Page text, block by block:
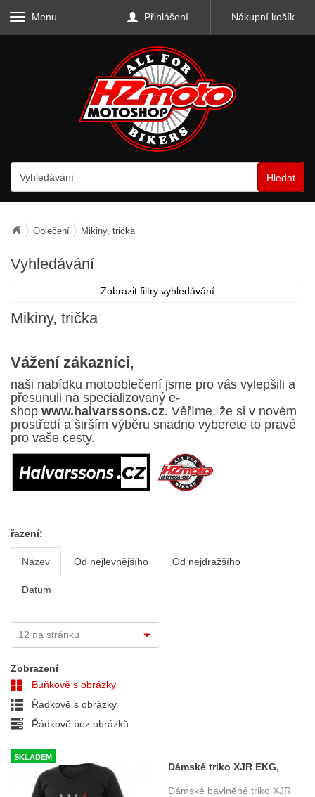
Menu Přihlášení Nákupní košík
Hledat
Oblečení Mikiny, trička
Vyhledávání
Zobrazit filtry vyhledávání
Mikiny, trička
Vážení zákazníci,
naši nabídku motooblečení jsme pro vás vylepšili a
přesunuli na specializovaný e-
shop www.halvarssons.cz. Věříme, že si v novém
prostředí a širším výběru snadno vyberete to pravé
pro vaše cesty.
řazení:
Název Od nejlevnějšího Od nejdražšího
Datum
Zobrazení
Buňkově s obrázky
Řádkově s obrázky
Řádkově bez obrázků
SKLADEM
Dámské triko XJR EKG,
krátký rukáv, černé
Dámské bavlněné triko XJR